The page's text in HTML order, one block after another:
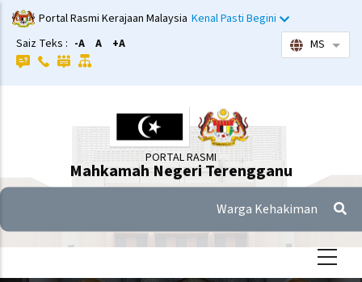
Langkau
ke
kandungan
utama
Portal Rasmi Kerajaan Malaysia Kenal Pasti Begini
Saiz Teks : -A A +A MS
PORTAL RASMI
Mahkamah Negeri Terengganu
Warga Kehakiman